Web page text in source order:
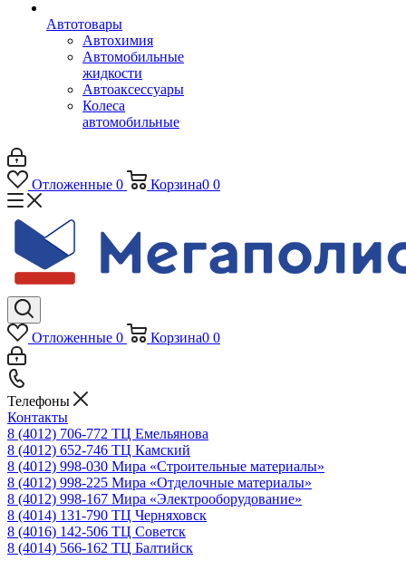
Автотовары
Автохимия
Автомобильные
жидкости
Автоаксессуары
Колеса
автомобильные
Отложенные 0 Корзина0 0
Отложенные 0 Корзина0 0
Телефоны
Контакты
8 (4012) 706-772 ТЦ Емельянова
8 (4012) 652-746 ТЦ Камский
8 (4012) 998-030 Мира «Строительные материалы»
8 (4012) 998-225 Мира «Отделочные материалы»
8 (4012) 998-167 Мира «Электрооборудование»
8 (4014) 131-790 ТЦ Черняховск
8 (4016) 142-506 ТЦ Советск
8 (4014) 566-162 ТЦ Балтийск